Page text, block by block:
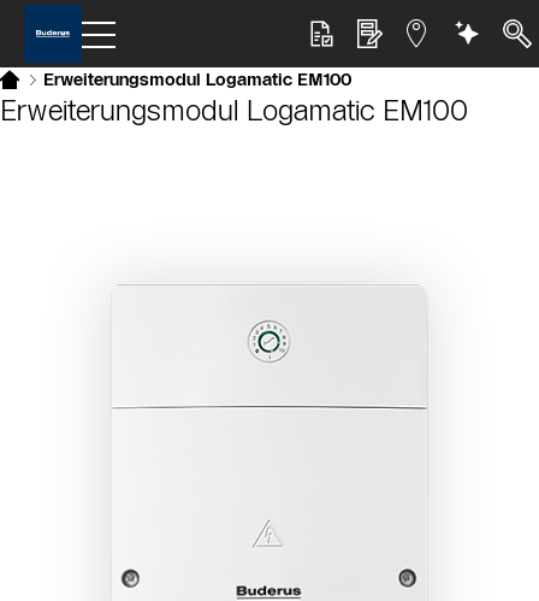
Erweiterungsmodul Logamatic EM100
Erweiterungsmodul Logamatic EM100